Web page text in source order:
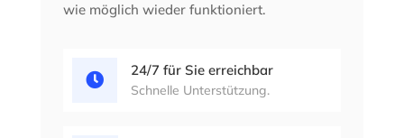
wie möglich wieder funktioniert.

24/7 für Sie erreichbar
Schnelle Unterstützung.